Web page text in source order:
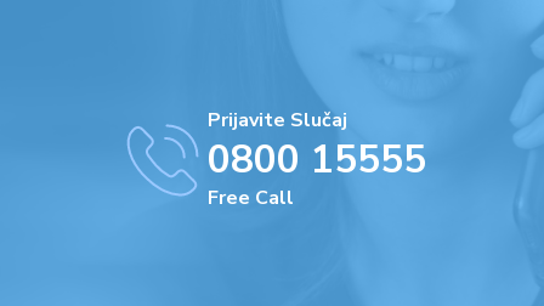
Prijavite Slučaj
0800 15555
Free Call